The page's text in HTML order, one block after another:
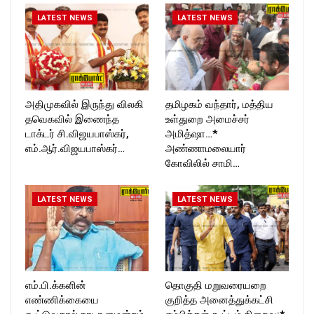
T_TIMESC
LATEST NEWS
அதிமுகவில் இருந்து விலகி
தவெகவில் இணைந்த
டாக்டர் சி.விஜயபாஸ்கர்,
எம்.ஆர்.விஜயபாஸ்கர்…
LATEST NEWS
தமிழகம் வந்தார், மத்திய
உள்துறை அமைச்சர்
அமித்ஷா…*
அண்ணாமலையார்
கோவிலில் சாமி…
LATEST NEWS
எம்.பி.க்களின்
எண்ணிக்கையை
LATEST NEWS
தொகுதி மறுவரையறை
குறித்த அனைத்துக்கட்சி